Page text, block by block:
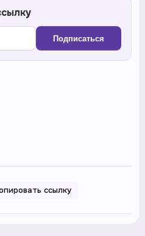
Подписаться
ссылку